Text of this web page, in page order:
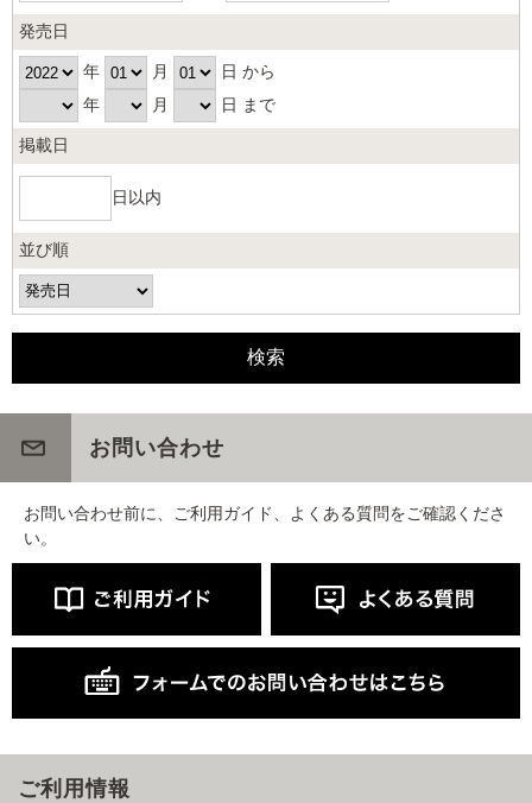
発売日
年 月
日 から
年
月 日 まで
掲載日
日以内
並び順
お問い合わせ
お問い合わせ前に、ご利用ガイド、よくある質問をご確認くださ
い。
ご利用情報